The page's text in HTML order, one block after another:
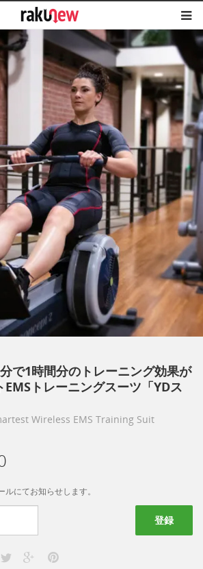
で1時間分のトレーニング効果が
トレーニングスーツ「YDス
Wireless EMS Training Suit
にてお知らせします。
登録